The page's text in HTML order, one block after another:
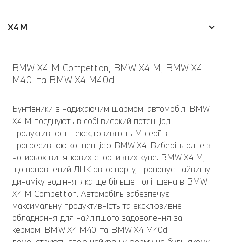
X4 M
BMW X4 M Competition, BMW X4 M, BMW X4
M40i та BMW X4 M40d.
Бунтівники з надихаючим шармом: автомобілі BMW
X4 M поєднують в собі високий потенціал
продуктивності і ексклюзивність M серії з
прогресивною концепцією BMW X4. Виберіть одне з
чотирьох виняткових спортивних купе. BMW X4 M,
що наповнений ДНК автоспорту, пропонує найвищу
динаміку водіння, яка ще більше поліпшена в BMW
X4 M Competition. Автомобіль забезпечує
максимальну продуктивність та ексклюзивне
обладнання для найліпшого задоволення за
кермом. BMW X4 M40i та BMW X4 M40d